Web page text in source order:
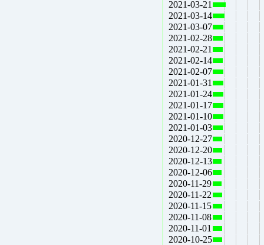
2021-03-21
2021-03-14
2021-03-07
2021-02-28
2021-02-21
2021-02-14
2021-02-07
2021-01-31
2021-01-24
2021-01-17
2021-01-10
2021-01-03
2020-12-27
2020-12-20
2020-12-13
2020-12-06
2020-11-29
2020-11-22
2020-11-15
2020-11-08
2020-11-01
2020-10-25